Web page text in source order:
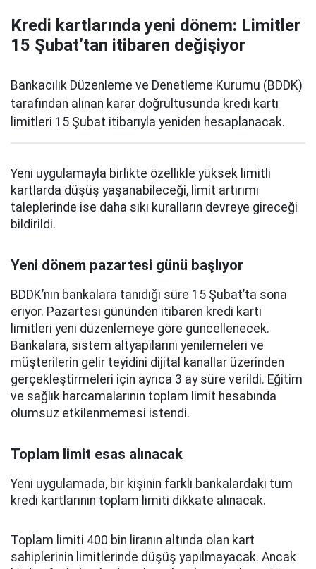
Kredi kartlarında yeni dönem: Limitler
15 Şubat’tan itibaren değişiyor
Bankacılık Düzenleme ve Denetleme Kurumu (BDDK)
tarafından alınan karar doğrultusunda kredi kartı
limitleri 15 Şubat itibarıyla yeniden hesaplanacak.
Yeni uygulamayla birlikte özellikle yüksek limitli
kartlarda düşüş yaşanabileceği, limit artırımı
taleplerinde ise daha sıkı kuralların devreye gireceği
bildirildi.
Yeni dönem pazartesi günü başlıyor
BDDK’nın bankalara tanıdığı süre 15 Şubat’ta sona
eriyor. Pazartesi gününden itibaren kredi kartı
limitleri yeni düzenlemeye göre güncellenecek.
Bankalara, sistem altyapılarını yenilemeleri ve
müşterilerin gelir teyidini dijital kanallar üzerinden
gerçekleştirmeleri için ayrıca 3 ay süre verildi. Eğitim
ve sağlık harcamalarının toplam limit hesabında
olumsuz etkilenmemesi istendi.
Toplam limit esas alınacak
Yeni uygulamada, bir kişinin farklı bankalardaki tüm
kredi kartlarının toplam limiti dikkate alınacak.
Toplam limiti 400 bin liranın altında olan kart
sahiplerinin limitlerinde düşüş yapılmayacak. Ancak